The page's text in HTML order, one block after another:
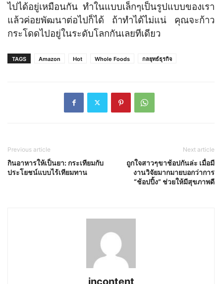
ไปได้อยู่เหมือนกัน ทำในแบบเล็กๆเป็นรูปแบบของเรา
แล้วค่อยพัฒนาต่อไปก็ได้ ถ้าทำได้ไม่แน่ คุณจะก้าว
กระโดดไปอยู่ในระดับโลกกันเลยทีเดียว
TAGS Amazon Hot Whole Foods กลยุทธ์ธุรกิจ
Previous article
กินอาหารให้เป็นยา: กระเทียมกับ
ประโยชน์แบบไร้เทียมทาน
Next article
ถูกใจสาวๆขาช้อปกันล่ะ เมื่อมี
งานวิจัยมากมายบอกว่าการ
“ช้อปปิ้ง” ช่วยให้มีสุขภาพดี
incontent